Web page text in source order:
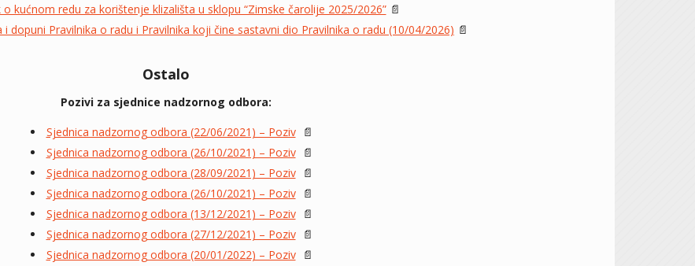
o kućnom redu za korištenje klizališta u sklopu “Zimske čarolije 2025/2026”📄
dopuni Pravilnika o radu i Pravilnika koji čine sastavni dio Pravilnika o radu (10/04/2026) 📄
Ostalo
Pozivi za sjednice nadzornog odbora:
Sjednica nadzornog odbora (22/06/2021) – Poziv📄
Sjednica nadzornog odbora (26/10/2021) – Poziv📄
Sjednica nadzornog odbora (28/09/2021) – Poziv📄
Sjednica nadzornog odbora (26/10/2021) – Poziv📄
Sjednica nadzornog odbora (13/12/2021) – Poziv📄
Sjednica nadzornog odbora (27/12/2021) – Poziv📄
Sjednica nadzornog odbora (20/01/2022) – Poziv📄